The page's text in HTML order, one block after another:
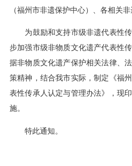
（福州市非遗保护中心）、各相关非
为鼓励和支持市级非遗代表性传
步加强市级非物质文化遗产代表性
据非物质文化遗产保护相关法律、
策精神，结合我市实际，制定《福
表性传承人认定与管理办法》，现
施。
特此通知。